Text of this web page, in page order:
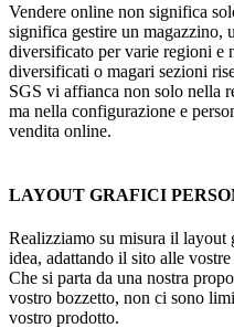
Vendere online non significa
significa gestire un magazzino,
diversificato per varie regioni e
diversificati o magari sezioni
SGS vi affianca non solo nella
ma nella configurazione e
vendita online.
LAYOUT GRAFICI
Realizziamo su misura il layout
idea, adattando il sito alle
Che si parta da una nostra
vostro bozzetto, non ci sono
vostro prodotto.